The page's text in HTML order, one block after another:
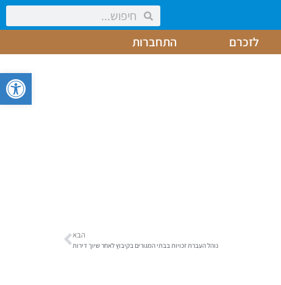
פתח
לזכרם התחברות
הבא
נוהל העברת זכויות בבתי המגורים בקיבוץ לאחר שיוך דירות